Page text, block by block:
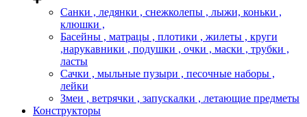
Санки , ледянки , снежколепы , лыжи, коньки ,
клюшки ,
Басейны , матрацы , плотики , жилеты , круги
,нарукавники , подушки , очки , маски , трубки ,
ласты
Сачки , мыльные пузыри , песочные наборы ,
лейки
Змеи , ветрячки , запускалки , летающие предметы
Конструкторы